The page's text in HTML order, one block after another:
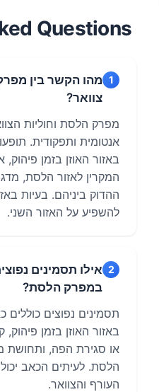
Questions
1 מהו הקשר בין
צוואר?
מפרק הלסת וחוליות
אנטומית ותפקודית.
באזור האוזן בזמן פיהוק,
המקרין לאזור הלסת,
ההדוק ביניהם. בעיות
להשפיע על האזור השני.
2 אילו תסמינים
במפרק הלסת?
תסמינים נפוצים כוללים
באזור האוזן בזמן
או סגירת הפה, ותחושת
הלסת. לעיתים הכאב
העורף והצוואר.